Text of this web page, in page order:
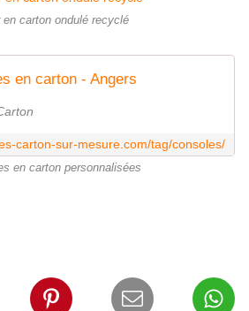
en carton ondulé recyclé
en carton - Angers
carton-sur-mesure.com/tag/consoles/
en carton personnalisées